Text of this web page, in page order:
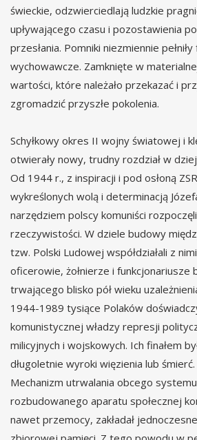
świeckie, odzwierciedlają ludzkie
upływającego czasu i pozostawienia
przesłania. Pomniki niezmiennie
wychowawcze. Zamknięte w
wartości, które należało przekazać i
zgromadzić przyszłe pokolenia.
Schyłkowy okres II wojny światowej i
otwierały nowy, trudny rozdział w
Od 1944 r., z inspiracji i pod osłoną
wykreślonych wolą i determinacją
narzędziem polscy komuniści
rzeczywistości. W dziele budowy
tzw. Polski Ludowej współdziałali z
oficerowie, żołnierze i funkcjonariusze
trwającego blisko pół wieku
1944-1989 tysiące Polaków
komunistycznej władzy represji
milicyjnych i wojskowych. Ich finałem
długoletnie wyroki więzienia lub śmierć.
Mechanizm utrwalania obcego
rozbudowanego aparatu społecznej
nawet przemocy, zakładał